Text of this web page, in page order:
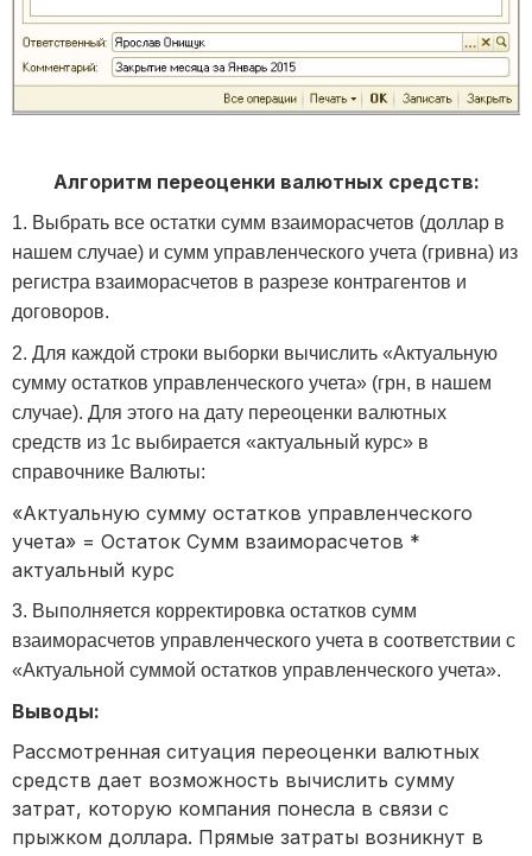
Алгоритм переоценки валютных средств:
1. Выбрать все остатки сумм взаиморасчетов (доллар в
нашем случае) и сумм управленческого учета (гривна) из
регистра взаиморасчетов в разрезе контрагентов и
договоров.
2. Для каждой строки выборки вычислить «Актуальную
сумму остатков управленческого учета» (грн, в нашем
случае). Для этого на дату переоценки валютных
средств из 1с выбирается «актуальный курс» в
справочнике Валюты:
«Актуальную сумму остатков управленческого
учета» = Остаток Сумм взаиморасчетов *
актуальный курс
3. Выполняется корректировка остатков сумм
взаиморасчетов управленческого учета в соответствии с
«Актуальной суммой остатков управленческого учета».
Выводы:
Рассмотренная ситуация переоценки валютных
средств дает возможность вычислить сумму
затрат, которую компания понесла в связи с
прыжком доллара. Прямые затраты возникнут в